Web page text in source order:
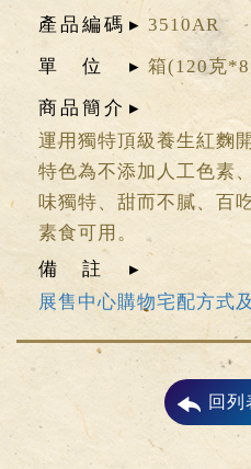
產品編碼
3510AR
單位
箱(120克
商品簡介
運用獨特頂級養生紅麴
特色為不添加人工色素
味獨特、甜而不膩、百
素食可用。
備註
展售中心購物宅配方式
回列